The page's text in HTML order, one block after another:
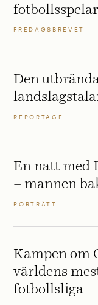
FREDAGSBREVET
Den
REPORTAGE
En natt med
– mannen
PORTRÄTT
Kampen om
världens
fotbollsliga